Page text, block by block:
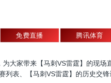
免费直播 腾讯体育
大家带来【马刺VS雷霆】的现
列表、【马刺VS雷霆】的历史交